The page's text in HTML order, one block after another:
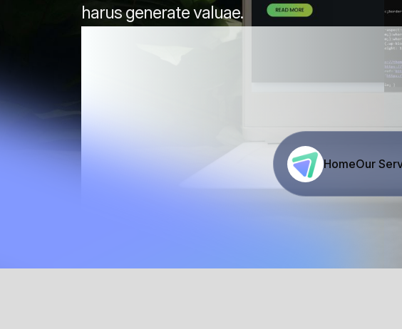
HomeOur
harus generate valuae.